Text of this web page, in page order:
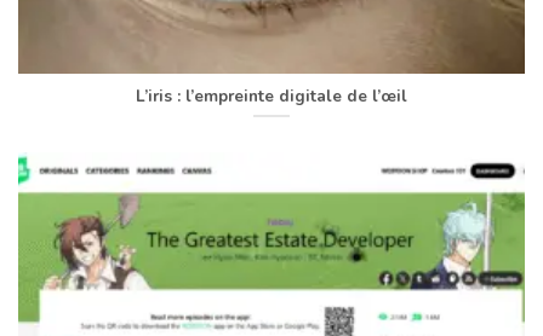
L’iris : l’empreinte digitale de l’œil